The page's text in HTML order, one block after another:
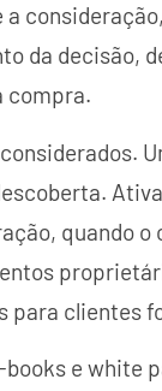
da decisão,
compra.
quando
para clientes
books e white